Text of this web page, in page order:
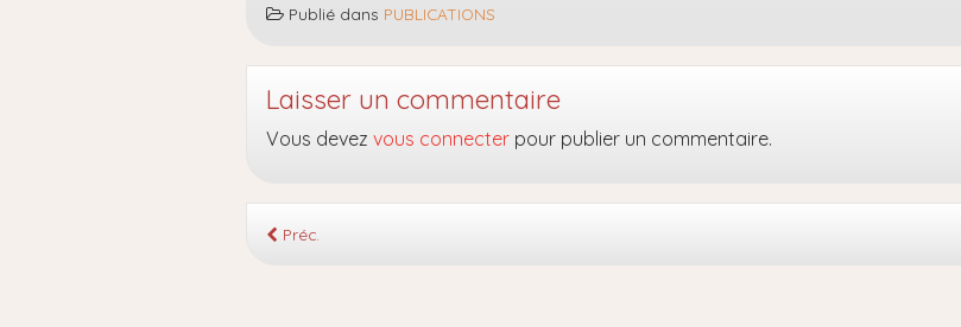
Publié dans PUBLICATIONS
Laisser un commentaire
Vous devez vous connecter pour publier un commentaire.
Préc.